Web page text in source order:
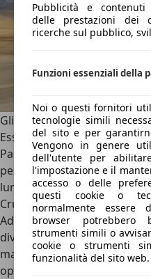
Pubblicità e contenuti
delle prestazioni dei
ricerche sul pubblico,
Funzioni essenziali della
Noi o questi fornitori
tecnologie simili
del sito e per
Vengono in genere
dell'utente per
l'impostazione e il
accesso o delle
questi cookie o
normalmente essere
browser potrebbero
strumenti simili o
cookie o strumenti
funzionalità del sito web.
Gli ADAS e la sicurezza
Essendo la berlina più
Panamera non lesina sulla
però, di serie non c’è tutto,
lunghissima lista degli
Cruise Control “classico”:
Adattivo, bisogna spendere
diventano quasi 2.800 euro
mantenitore di corsia attivo.
optional troviamo anche i fari